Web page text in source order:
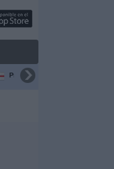
Premier League